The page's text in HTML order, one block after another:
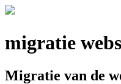
migratie
Migratie van de